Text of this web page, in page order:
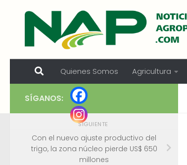
Skip to content
Quienes Somos Agricultura
SÍGANOS:
SIGUIENTE
Con el nuevo ajuste productivo del
trigo, la zona núcleo pierde US$ 650
millones